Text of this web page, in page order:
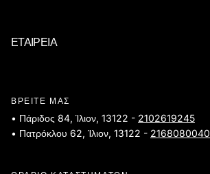
ΕΤΑΙΡΕΙΑ
ΒΡΕΙΤΕ ΜΑΣ
• Πάριδος 84, Ίλιον, 13122 - 2102619245
• Πατρόκλου 62, Ίλιον, 13122 - 2168080040